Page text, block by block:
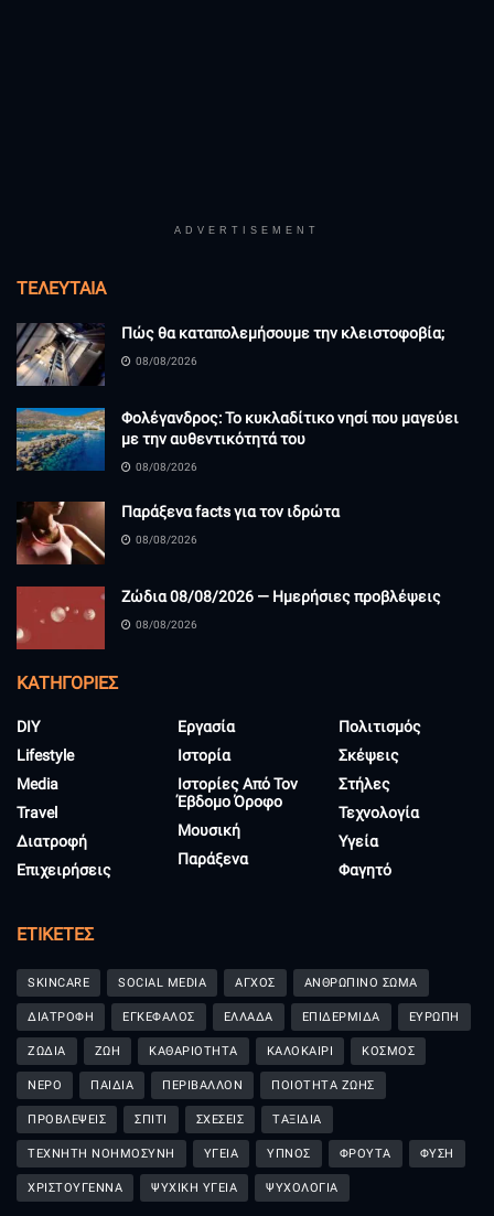
ADVERTISEMENT
ΤΕΛΕΥΤΑΊΑ
Πώς θα καταπολεμήσουμε την κλειστοφοβία;
08/08/2026
Φολέγανδρος: Το κυκλαδίτικο νησί που μαγεύει
με την αυθεντικότητά του
08/08/2026
Παράξενα facts για τον ιδρώτα
08/08/2026
Ζώδια 08/08/2026 — Ημερήσιες προβλέψεις
08/08/2026
KΑΤΗΓΟΡΊΕΣ
DIY
Lifestyle
Media
Travel
Διατροφή
Επιχειρήσεις
Εργασία
Ιστορία
Ιστορίες Από Τον
Έβδομο Όροφο
Μουσική
Παράξενα
Πολιτισμός
Σκέψεις
Στήλες
Τεχνολογία
Υγεία
Φαγητό
ΕΤΙΚΈΤΕΣ
SKINCARE SOCIAL MEDIA ΑΓΧΟΣ ΑΝΘΡΩΠΙΝΟ ΣΩΜΑ
ΔΙΑΤΡΟΦΗ ΕΓΚΕΦΑΛΟΣ ΕΛΛΑΔΑ ΕΠΙΔΕΡΜΙΔΑ ΕΥΡΩΠΗ
ΖΩΔΙΑ ΖΩΗ ΚΑΘΑΡΙΟΤΗΤΑ ΚΑΛΟΚΑΙΡΙ ΚΟΣΜΟΣ
ΝΕΡΟ ΠΑΙΔΙΑ ΠΕΡΙΒΑΛΛΟΝ ΠΟΙΟΤΗΤΑ ΖΩΗΣ
ΠΡΟΒΛΕΨΕΙΣ ΣΠΙΤΙ ΣΧΕΣΕΙΣ ΤΑΞΙΔΙΑ
ΤΕΧΝΗΤΗ ΝΟΗΜΟΣΥΝΗ ΥΓΕΙΑ ΥΠΝΟΣ ΦΡΟΥΤΑ ΦΥΣΗ
ΧΡΙΣΤΟΥΓΕΝΝΑ ΨΥΧΙΚΗ ΥΓΕΙΑ ΨΥΧΟΛΟΓΙΑ